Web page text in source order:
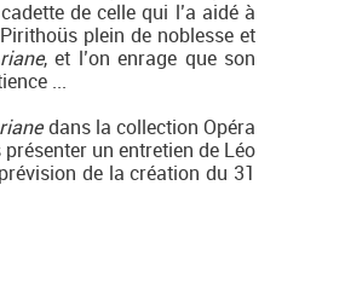
de celle qui l’a aidé à
plein de noblesse et
, et l’on enrage que son
...
dans la collection Opéra
un entretien de Léo
de la création du 31